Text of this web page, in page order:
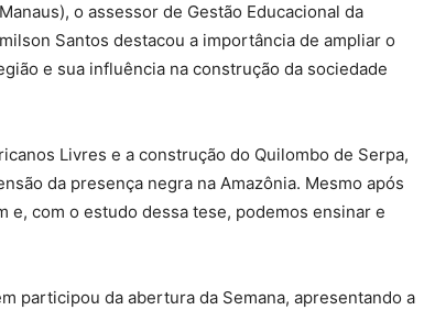
o assessor de Gestão Educacional da
Santos destacou a importância de ampliar o
e sua influência na construção da sociedade
Livres e a construção do Quilombo de Serpa,
da presença negra na Amazônia. Mesmo após
e, com o estudo dessa tese, podemos ensinar e
participou da abertura da Semana, apresentando a